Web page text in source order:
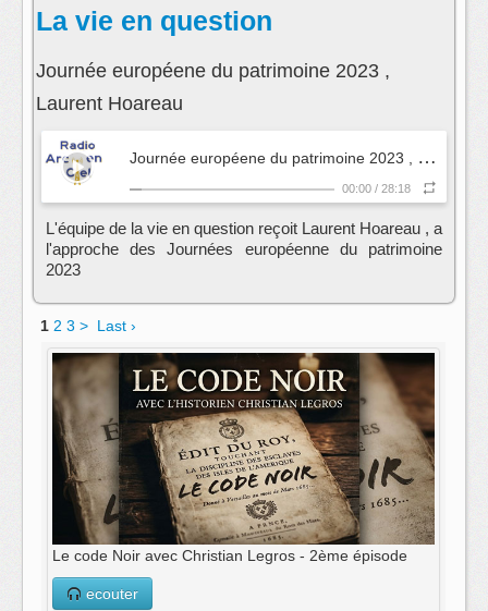
La vie en question
Journée européene du patrimoine 2023 ,
Laurent Hoareau
J
ournée européene du patrimoine 2023 , Laurent Hoareau
00:00 / 28:18
L'équipe de la vie en question reçoit Laurent Hoareau , a
l'approche des Journées européenne du patrimoine
2023
1 2 3 > Last ›
Le code Noir avec Christian Legros - 2ème épisode
ecouter